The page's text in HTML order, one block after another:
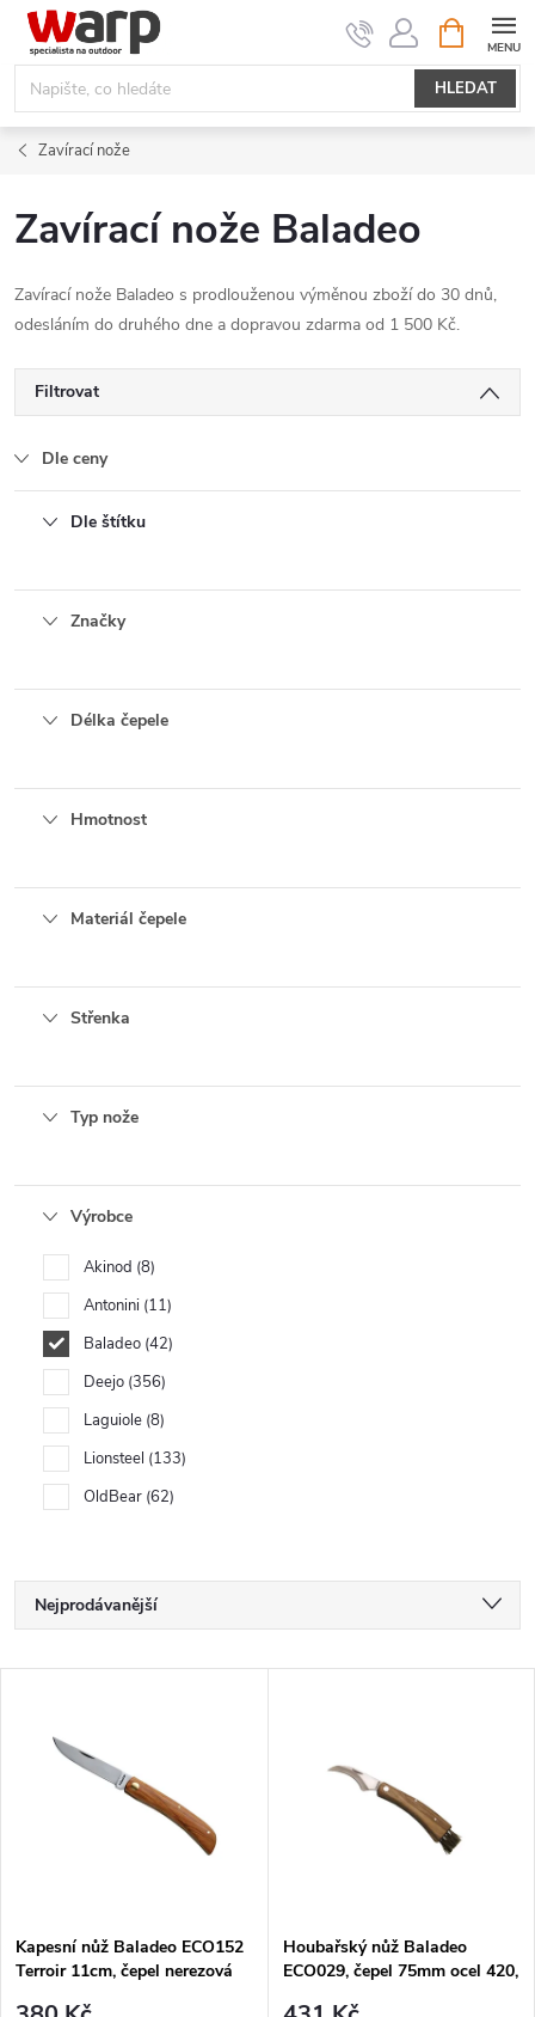
Přejít
obsah
HLEDAT
NÁKUPNÍ
KOŠÍK
Zavírací nože
Zavírací nože Baladeo
Zavírací nože Baladeo s prodlouženou výměnou zboží do 30 dnů,
odesláním do druhého dne a dopravou zdarma od 1 500 Kč.
Filtrovat
Dle ceny
Dle štítku
Značky
Délka čepele
Hmotnost
Materiál čepele
Střenka
Typ nože
Výrobce
Akinod 8
Antonini 11
Baladeo 42
Deejo 356
Laguiole 8
Lionsteel 133
OldBear 62
Ř
a
p
Nejprodávanější
Abecedně
s
p
Kapesní nůž Baladeo ECO152
Terroir 11cm, čepel nerezová
Houbařský nůž Baladeo
ECO029, čepel 75mm ocel 420,